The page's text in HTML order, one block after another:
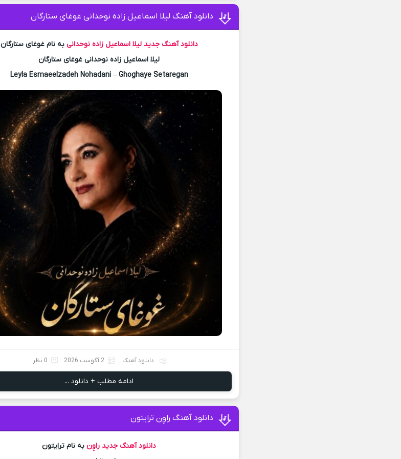
دانلود آهنگ لیلا اسماعیل زاده نوحدانی غوغای ستارگان
دانلود آهنگ جدید لیلا اسماعیل زاده نوحدانی به نام غوغای ستارگان
لیلا اسماعیل زاده نوحدانی غوغای ستارگان
Leyla Esmaeelzadeh Nohadani – Ghoghaye Setaregan
دانلود آهنگ 2 آگوست 2026 0 نظر
ادامه مطلب + دانلود ...
دانلود آهنگ راوِن ترایتون
دانلود آهنگ جدید راوِنبه نام ترایتون